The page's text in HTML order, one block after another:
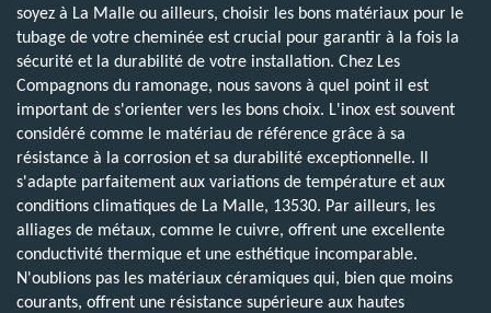
soyez à La Malle ou ailleurs, choisir les bons matériaux pour le
tubage de votre cheminée est crucial pour garantir à la fois la
sécurité et la durabilité de votre installation. Chez Les
Compagnons du ramonage, nous savons à quel point il est
important de s'orienter vers les bons choix. L'inox est souvent
considéré comme le matériau de référence grâce à sa
résistance à la corrosion et sa durabilité exceptionnelle. Il
s'adapte parfaitement aux variations de température et aux
conditions climatiques de La Malle, 13530. Par ailleurs, les
alliages de métaux, comme le cuivre, offrent une excellente
conductivité thermique et une esthétique incomparable.
N'oublions pas les matériaux céramiques qui, bien que moins
courants, offrent une résistance supérieure aux hautes